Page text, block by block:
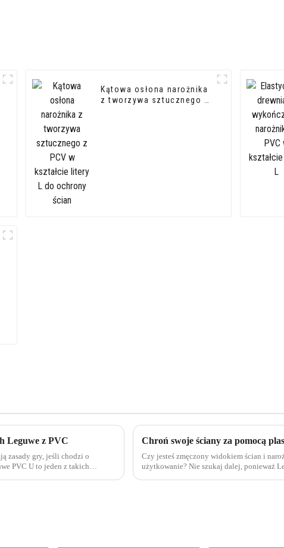
Kątowa osłona narożnika
z tworzywa sztucznego z
Leguwe z PVC
zasady gry, jeśli chodzi o
PVC U to jeden z takich
Czy jesteś zmęczony widokiem ścian i
użytkowanie? Nie szukaj dalej, ponieważ